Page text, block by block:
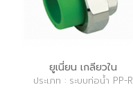
ยูเนี่ยน เกลียวใน
ประเภท : ระบบท่อน้ำ PP-R